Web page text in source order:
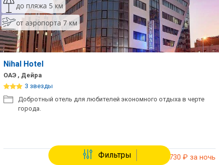
до пляжа 5 км
от аэропорта 7 км
Nihal Hotel
ОАЭ , Дейра
3 звезды
Добротный отель для любителей экономного отдыха в черте
города.
от 21 730 ₽ за ночь
Фильтры